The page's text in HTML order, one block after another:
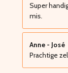
Super
mis.
Anne - José
Prachtige